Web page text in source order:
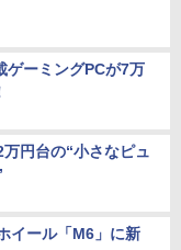
ゲーミングPCが7万
円台の“小さなピュ
イール「M6」に新